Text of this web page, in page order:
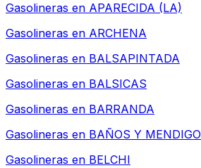
Gasolineras en APARECIDA (LA)
Gasolineras en ARCHENA
Gasolineras en BALSAPINTADA
Gasolineras en BALSICAS
Gasolineras en BARRANDA
Gasolineras en BAÑOS Y MENDIGO
Gasolineras en BELCHI